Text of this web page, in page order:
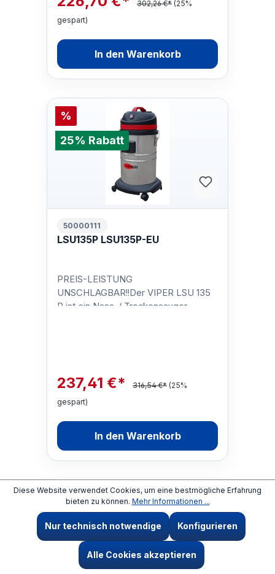
302,26 €* (25%
gespart)
In den Warenkorb
%
25% Rabatt
50000111
LSU135P LSU135P-EU
PREIS-LEISTUNG
UNSCHLAGBAR!!Der VIPER LSU 135
P ist ein Nass-/ Trockensauger
237,41 €* 316,54 €* (25%
gespart)
In den Warenkorb
%
25% Rabatt
Diese Website verwendet Cookies, um eine bestmögliche Erfahrung
bieten zu können. Mehr Informationen ...
Nur technisch notwendige Konfigurieren
Alle Cookies akzeptieren